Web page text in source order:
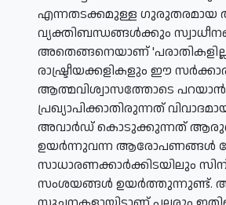
എന്നതടക്കമുള്ള ഗുരുതരമായ
വ്യക്തിബന്ധങ്ങള്‍ക്കും
അതെങ്ങനെയാണ്
രാഷ്ട്രീയക്കളികളും ഈ
ആത്മവിശ്വാസത്തോടെ
പ്രഖ്യാപിക്കാതിരുന്നത്
അവാര്‍ഡ് കൊടുക്കുന്നത്
ഉയര്‍ന്നുവന്ന ആരോപണങ്ങള്‍
സാധാരണക്കാര്‍ക്കിടയിലും
സംശയങ്ങള്‍ ഉയര്‍ത്തുന്നുണ്ട്.